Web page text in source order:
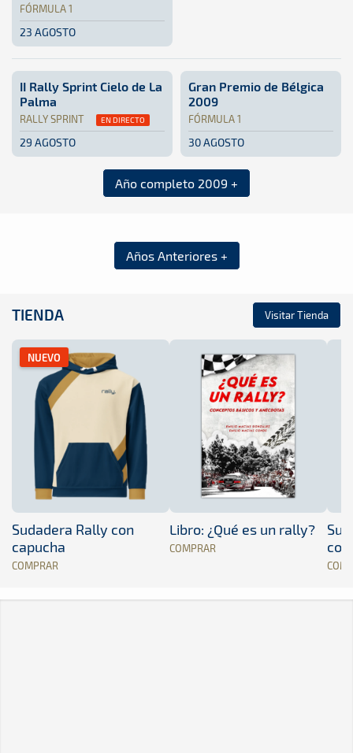
FÓRMULA 1
23 AGOSTO
Fórmula 1 · Gran Premio de Europa 2009: Aquí podrás
Valencia, España Valencia, España
II Rally Sprint Cielo de La
Palma
RALLY SPRINT EN DIRECTO
29 AGOSTO
Rally Sprint · II Rally Sprint Cielo de La Palma: Aquí
La Palma La Palma
Gran Premio de Bélgica
2009
FÓRMULA 1
30 AGOSTO
Fórmula 1 · Gran Premio
Bélgica Bélgica
Año completo 2009 +
Años Anteriores +
TIENDA Visitar Tienda
NUEVO
Sudadera Rally con
capucha
COMPRAR
Libro: ¿Qué es un rally?
COMPRAR